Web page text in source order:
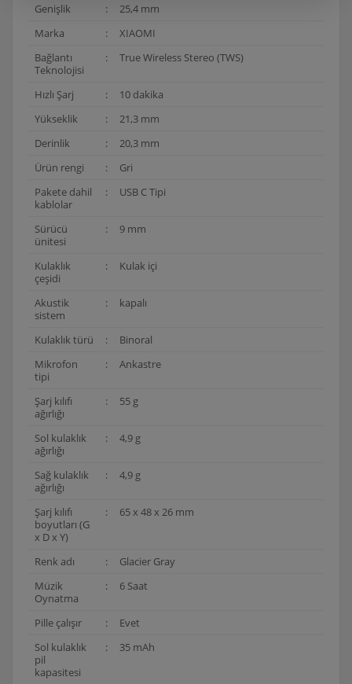
Genişlik :
25,4 mm
Marka
:
XIAOMI
Bağlantı
Teknolojisi
: True Wireless Stereo (TWS)
Hızlı Şarj :
10 dakika
Yükseklik
:
21,3 mm
Derinlik
:
20,3 mm
Ürün rengi
:
Gri
Pakete dahil
kablolar
: USB C Tipi
Sürücü
ünitesi
: 9 mm
Kulaklık
çeşidi
: Kulak içi
Akustik
sistem
: kapalı
Kulaklık türü :
Binoral
Mikrofon
tipi
: Ankastre
Şarj kılıfı
ağırlığı
: 55 g
Sol kulaklık
ağırlığı
: 4,9 g
Sağ kulaklık
ağırlığı
: 4,9 g
Şarj kılıfı
boyutları (G
x D x Y)
: 65 x 48 x 26 mm
Renk adı :
Glacier Gray
Müzik
Oynatma
: 6 Saat
Pille çalışır :
Evet
Sol kulaklık
pil
kapasitesi
: 35 mAh